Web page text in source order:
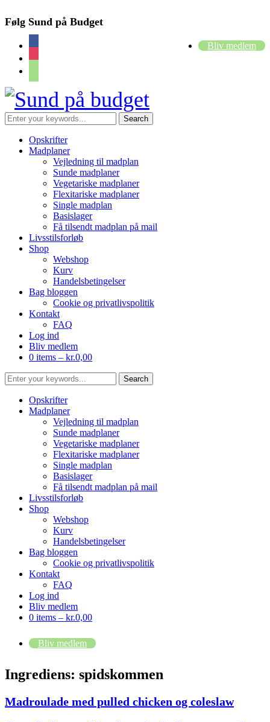
Følg Sund på Budget
Bliv medlem
Opskrifter
Madplaner
Vejledning til madplan
Sunde madplaner
Vegetariske madplaner
Flexitariske madplaner
Single madplan
Basislager
Få tilsendt madplan på mail
Livsstilsforløb
Shop
Webshop
Kurv
Handelsbetingelser
Bag bloggen
Cookie og privatlivspolitik
Kontakt
FAQ
Log ind
Bliv medlem
0 items – kr.0,00
Opskrifter
Madplaner
Vejledning til madplan
Sunde madplaner
Vegetariske madplaner
Flexitariske madplaner
Single madplan
Basislager
Få tilsendt madplan på mail
Livsstilsforløb
Shop
Webshop
Kurv
Handelsbetingelser
Bag bloggen
Cookie og privatlivspolitik
Kontakt
FAQ
Log ind
Bliv medlem
0 items – kr.0,00
Bliv medlem
Ingrediens: spidskommen
Madroulade med pulled chicken og coleslaw